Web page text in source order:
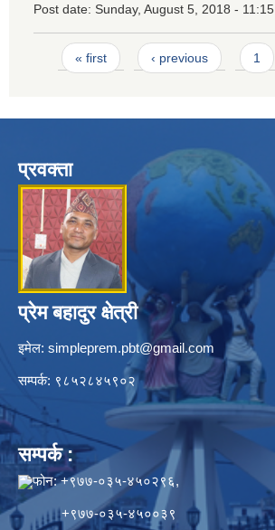
Post date: Sunday, August 5, 2018 - 11:15
Pages
« first ‹ previous 1
प्रवक्ता
प्रेम बहादुर क्षेत्री
इमेल: simpleprem.pbt@gmail.com
सम्पर्क: ९८५२८४५९०२
सम्पर्क :
फोन: +९७७-०३५-४५०२९६,
+९७७-०३५-४५००३९